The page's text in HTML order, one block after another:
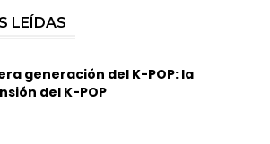
LEÍDAS
generación del K-POP: la
del K-POP